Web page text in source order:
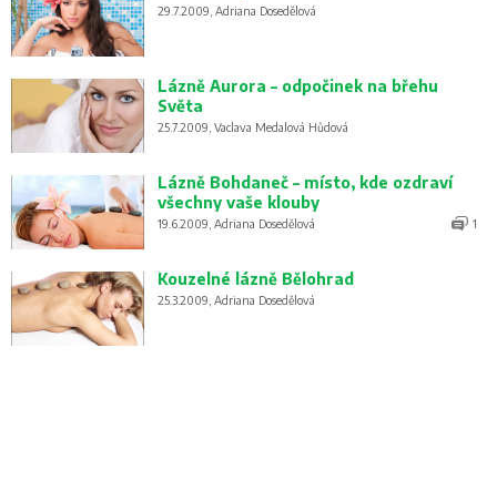
29.7.2009, Adriana Dosedělová
Lázně Aurora – odpočinek na břehu
Světa
25.7.2009, Vaclava Medalová Hůdová
Lázně Bohdaneč – místo, kde ozdraví
všechny vaše klouby
19.6.2009, Adriana Dosedělová 1
Kouzelné lázně Bělohrad
25.3.2009, Adriana Dosedělová